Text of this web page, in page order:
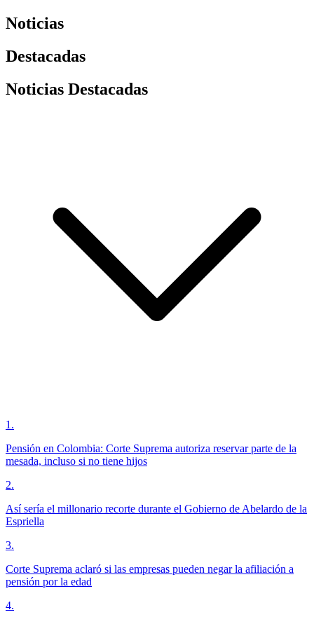
Noticias
Destacadas
Noticias Destacadas
1 .
Pensión en Colombia: Corte Suprema autoriza reservar parte de la
mesada, incluso si no tiene hijos
2.
Así sería el millonario recorte durante el Gobierno de Abelardo de la
Espriella
3.
Corte Suprema aclaró si las empresas pueden negar la afiliación a
pensión por la edad
4.